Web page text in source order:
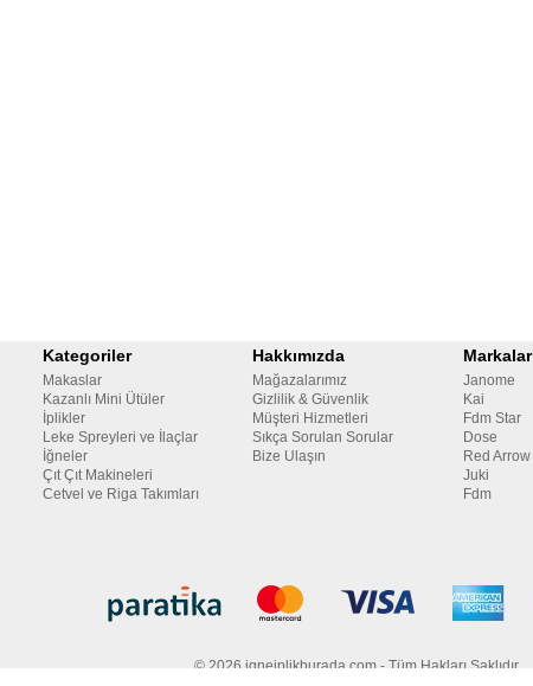
Kategoriler
Makaslar
Kazanlı Mini Ütüler
İplikler
Leke Spreyleri ve İlaçlar
İğneler
Çıt Çıt Makineleri
Cetvel ve Riga Takımları
Hakkımızda
Mağazalarımız
Gizlilik & Güvenlik
Müşteri Hizmetleri
Sıkça Sorulan Sorular
Bize Ulaşın
Markalar
Janome
Kai
Fdm Star
Dose
Red Arrow
Juki
Fdm
© 2026 igneiplikburada.com - Tüm Hakları Saklıdır.